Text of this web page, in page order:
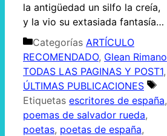
la antigüedad un silfo la creía,
y la vio su extasiada fantasía…
Categorías ARTÍCULO
RECOMENDADO, Glean Rimano
TODAS LAS PAGINAS Y POST1,
ÚLTIMAS PUBLICACIONES
Etiquetas escritores de españa,
poemas de salvador rueda,
poetas, poetas de españa,